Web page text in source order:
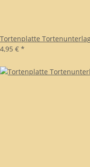
Tortenplatte
4,95 € *